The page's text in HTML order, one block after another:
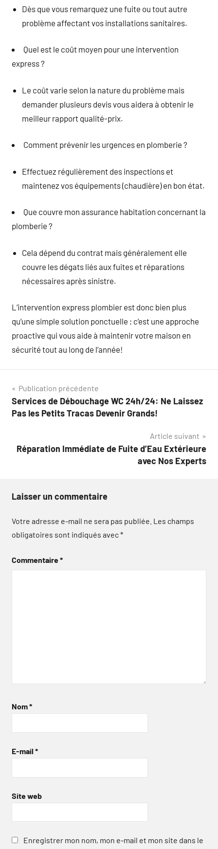
Dès que vous remarquez une fuite ou tout autre
problème affectant vos installations sanitaires.
Quel est le coût moyen pour une intervention
express ?
Le coût varie selon la nature du problème mais
demander plusieurs devis vous aidera à obtenir le
meilleur rapport qualité-prix.
Comment prévenir les urgences en plomberie ?
Effectuez régulièrement des inspections et
maintenez vos équipements (chaudière) en bon état.
Que couvre mon assurance habitation concernant la
plomberie ?
Cela dépend du contrat mais généralement elle
couvre les dégats liés aux fuites et réparations
nécessaires après sinistre.
L’intervention express plombier est donc bien plus
qu’une simple solution ponctuelle ; c’est une approche
proactive qui vous aide à maintenir votre maison en
sécurité tout au long de l’année!
Navigation
de
Publication précédente
Services de Débouchage WC 24h/24: Ne Laissez
Pas les Petits Tracas Devenir Grands!
Article suivant
Réparation Immédiate de Fuite d’Eau Extérieure
avec Nos Experts
Laisser un commentaire
Votre adresse e-mail ne sera pas publiée. Les champs
obligatoires sont indiqués avec*
Commentaire*
Nom*
E-mail *
Site web
Enregistrer mon nom, mon e-mail et mon site dans le